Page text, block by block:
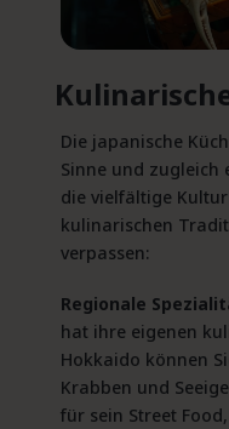
Die japanische
Sinne und zugleich
die vielfältige Kultur
kulinarischen
verpassen:
Regionale
hat ihre eigenen
Hokkaido können
Krabben und
für sein Street